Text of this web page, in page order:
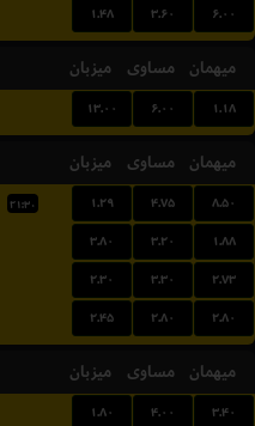
۱.۴۸ ۳.۶۰ ۶.۰۰
میزبان مساوی میهمان
۱۳.۰۰ ۶.۰۰ ۱.۱۸
میزبان مساوی میهمان
۲۱:۳۰ ۱.۲۹ ۴.۷۵ ۸.۵۰
۳.۸۰ ۳.۲۰ ۱.۸۸
۲.۳۰ ۳.۳۰ ۲.۷۳
۲.۴۵ ۲.۸۰ ۲.۸۰
میزبان مساوی میهمان
۱.۸۰ ۴.۰۰ ۳.۴۰